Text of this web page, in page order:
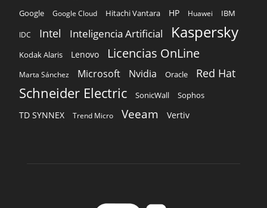
Google Google Cloud Hitachi Vantara HP Huawei IBM
IDC Intel Inteligencia Artificial Kaspersky
Kodak Alaris Lenovo Licencias OnLine
Marta Sánchez Microsoft Nvidia Oracle Red Hat
Schneider Electric SonicWall Sophos
TD SYNNEX Trend Micro Veeam Vertiv